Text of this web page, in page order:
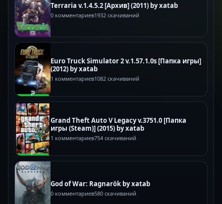
Terraria v.1.4.5.2 [Архив] (2011) by xatab
0 комментариев1932 скачиваний
Euro Truck Simulator 2 v.1.57.1.0s [Папка игры]
(2012) by xatab
1 комментариев1082 скачиваний
Grand Theft Auto V Legacy v.3751.0 [Папка
игры (Steam)] (2015) by xatab
1 комментариев754 скачиваний
God of War: Ragnarök by xatab
0 комментариев580 скачиваний